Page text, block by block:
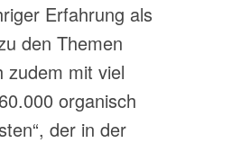
Erfahrung als
den Themen
zudem mit viel
organisch
der in der